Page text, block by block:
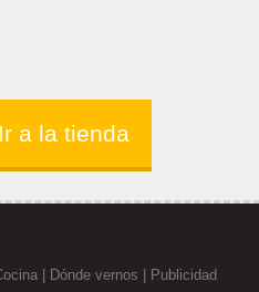
Ir a la tienda
| Dónde vernos | Publicidad